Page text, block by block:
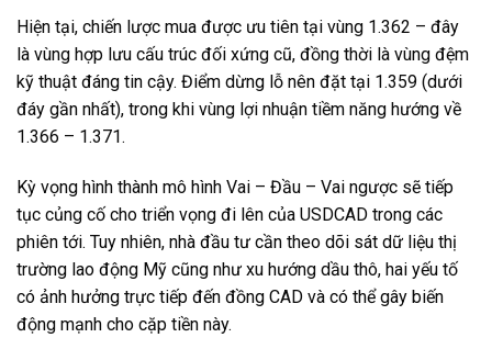
Hiện tại, chiến lược mua được ưu tiên tại vùng 1.362 – đây
là vùng hợp lưu cấu trúc đối xứng cũ, đồng thời là vùng đệm
kỹ thuật đáng tin cậy. Điểm dừng lỗ nên đặt tại 1.359 (dưới
đáy gần nhất), trong khi vùng lợi nhuận tiềm năng hướng về
1.366 – 1.371.
Kỳ vọng hình thành mô hình Vai – Đầu – Vai ngược sẽ tiếp
tục củng cố cho triển vọng đi lên của USDCAD trong các
phiên tới. Tuy nhiên, nhà đầu tư cần theo dõi sát dữ liệu thị
trường lao động Mỹ cũng như xu hướng dầu thô, hai yếu tố
có ảnh hưởng trực tiếp đến đồng CAD và có thể gây biến
động mạnh cho cặp tiền này.